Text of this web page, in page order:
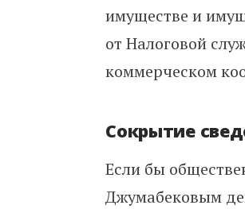
имуществе и
от Налоговой
коммерческом
Сокрытие
Если бы
Джумабековым